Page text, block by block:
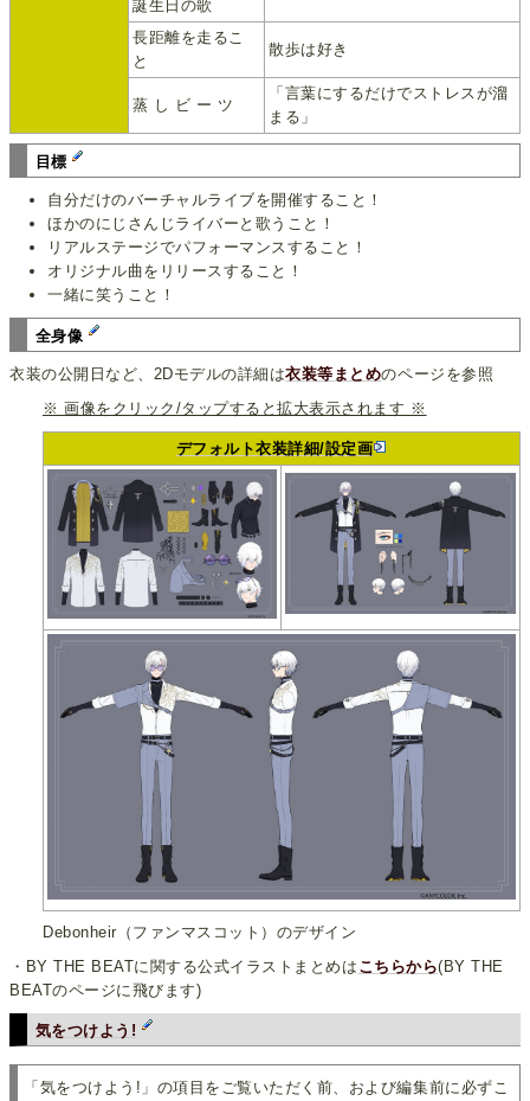
誕生日の歌
長距離を走るこ
と
散歩は好き
蒸 し ビ ー ツ
「言葉にするだけでストレスが溜
まる」
目標
自分だけのバーチャルライブを開催すること！
ほかのにじさんじライバーと歌うこと！
リアルステージでパフォーマンスすること！
オリジナル曲をリリースすること！
一緒に笑うこと！
全身像
衣装の公開日など、2Dモデルの詳細は衣装等まとめのページを参照
※ 画像をクリック/タップすると拡大表示されます ※
デフォルト衣装詳細/設定画
Debonheir（ファンマスコット）のデザイン
・BY THE BEATに関する公式イラストまとめは こちらから(BY THE
BEATのページに飛びます)
気をつけよう!
「気をつけよう!」の項目をご覧いただく前、および編集前に必ずこ